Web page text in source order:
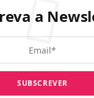
a